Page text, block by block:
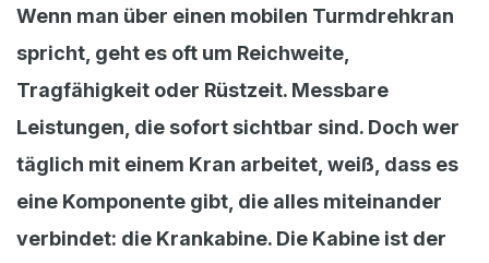
Cookie statement
General terms and conditions
Privacy policy
Wenn man über einen mobilen Turmdrehkran
spricht, geht es oft um Reichweite,
Tragfähigkeit oder Rüstzeit. Messbare
Leistungen, die sofort sichtbar sind. Doch wer
täglich mit einem Kran arbeitet, weiß, dass es
eine Komponente gibt, die alles miteinander
verbindet: die Krankabine. Die Kabine ist der